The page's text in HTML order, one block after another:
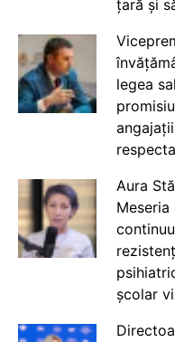
țară și
legea
Aura
școlar